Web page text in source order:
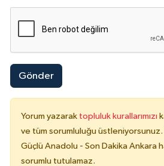
Gönder
Yorum yazarak topluluk kurallarımızı
ve tüm sorumluluğu üstleniyorsunuz.
Güçlü Anadolu - Son Dakika Ankara
sorumlu tutulamaz.